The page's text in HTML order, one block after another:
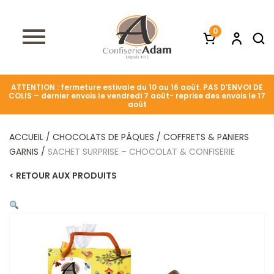
0
ATTENTION : fermeture estivale du 10 au 16 août. PAS D’ENVOI DE
COLIS – dernier envois le vendredi 7 août- reprise des envois le 17
août
ACCUEIL / CHOCOLATS DE PÂQUES / COFFRETS & PANIERS
GARNIS / SACHET SURPRISE – CHOCOLAT & CONFISERIE
< RETOUR AUX PRODUITS